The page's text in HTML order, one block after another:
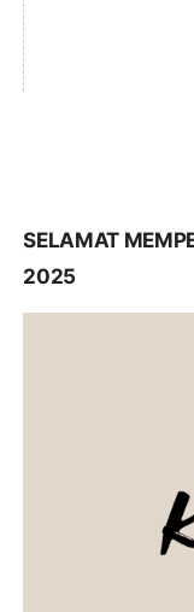
SELAMAT
2025